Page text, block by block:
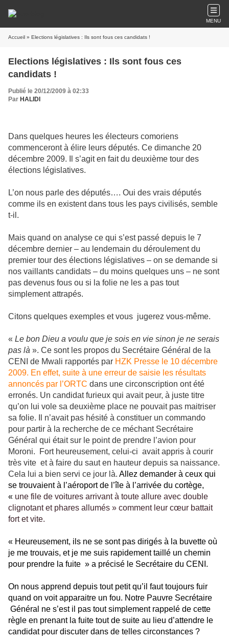
MENU
Accueil » Elections législatives : Ils sont fous ces candidats !
Elections législatives : Ils sont fous ces
candidats !
Publié le 20/12/2009 à 02:33
Par HALIDI
Dans quelques heures les électeurs comoriens
commenceront à élire leurs députés. Ce dimanche 20
décembre 2009. Il s’agit en fait du deuxième tour des
élections législatives.
L’on nous parle des députés…. Oui des vrais députés
comme ils en existent dans tous les pays civilisés, semble
t-il.
Mais quand on analyse ce qui s’est passé depuis le 7
décembre dernier – au lendemain du déroulement du
premier tour des élections législatives – on se demande si
nos vaillants candidats – du moins quelques uns – ne sont
pas devenus fous ou si la folie ne les a pas tout
simplement attrapés.
Citons quelques exemples et vous jugerez vous-même.
« Le bon Dieu a voulu que je sois en vie sinon je ne serais
pas là ». Ce sont les propos du Secrétaire Général de la
CENI de Mwali rapportés par HZK Presse le 10 décembre
2009. En effet, suite à une erreur de saisie les résultats
annoncés par l’ORTC dans une circonscription ont été
erronés. Un candidat furieux qui avait peur, à juste titre
qu’on lui vole sa deuxième place ne pouvait pas maitriser
sa folie. Il n’avait pas hésité à constituer un commando
pour partir à la recherche de ce méchant Secrétaire
Général qui était sur le point de prendre l’avion pour
Moroni.
Fort heureusement, celui-ci avait appris à courir
très vite et à faire du saut en hauteur depuis sa naissance.
Cela lui a bien servi ce jour là. Allez demander à ceux qui
se trouvaient à l’aéroport de l’île à l’arrivée du cortège,
« une file de voitures arrivant à toute allure avec double
clignotant et phares allumés » comment leur cœur battait
fort et vite.
« Heureusement, ils ne se sont pas dirigés à la buvette où
je me trouvais, et je me suis rapidement taillé un chemin
pour prendre la fuite » a précisé le Secrétaire du CENI.
On nous apprend depuis tout petit qu’il faut toujours fuir
quand on voit apparaitre un fou. Notre Pauvre Secrétaire
Général ne s’est il pas tout simplement rappelé de cette
règle en prenant la fuite tout de suite au lieu d’attendre le
candidat pour discuter dans de telles circonstances ?